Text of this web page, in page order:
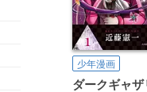
少年漫画
ダークギャザ